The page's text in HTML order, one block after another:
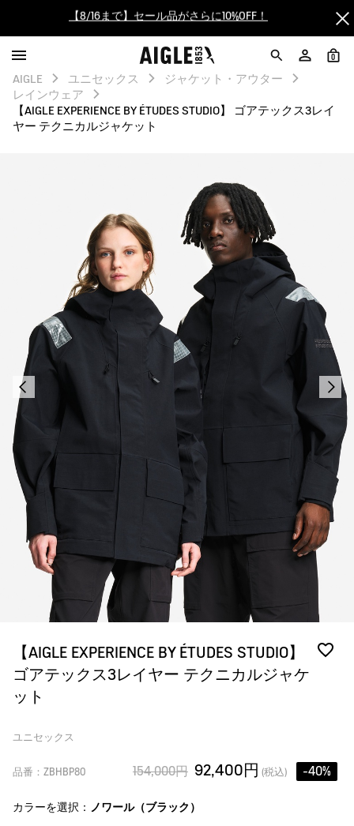
【最大50%OFF】FINAL SALEがスタート！
ログイン/会員登録で送料＆返品無料
AIGLE CLUB ポイントサービス終了のお知らせ
【8/16まで】セール品がさらに10%OFF！
ログイン/会員登録で送料＆返品無料
AIGLE CLUB ポイントサービス終了のお知らせ
0
AIGLE ユニセックス
ジャケット・アウター
レインウェア
【AIGLE EXPERIENCE BY ÉTUDES STUDIO】 ゴアテックス3レイ
ヤー テクニカルジャケット
【AIGLE EXPERIENCE BY ÉTUDES STUDIO】
ゴアテックス3レイヤー テクニカルジャケ
ット
ユニセックス
品番：ZBHBP80 154,000円 92,400円 (税込) -40%
カラーを選択： ノワール（ブラック）